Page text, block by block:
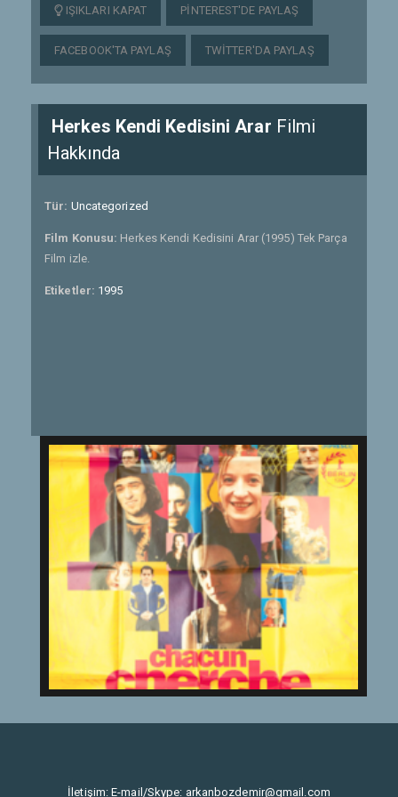
IŞIKLARI KAPAT PINTEREST'DE PAYLAŞ
FACEBOOK'TA PAYLAŞ TWITTER'DA PAYLAŞ
Herkes Kendi Kedisini Arar Filmi
Hakkında
Tür: Uncategorized
Film Konusu: Herkes Kendi Kedisini Arar (1995) Tek Parça
Film izle.
Etiketler: 1995
İletişim: E-mail/Skype: arkanbozdemir@gmail.com